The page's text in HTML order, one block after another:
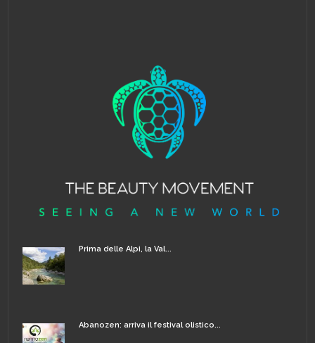
Prima delle Alpi, la Val...
Abanozen: arriva il festival olistico...